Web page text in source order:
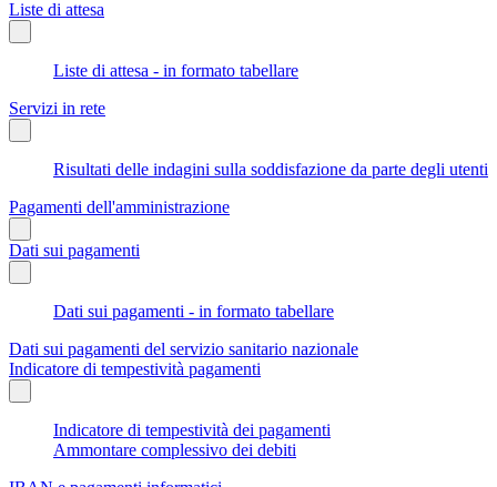
Liste di attesa
Liste di attesa - in formato tabellare
Servizi in rete
Risultati delle indagini sulla soddisfazione da parte degli utenti
Pagamenti dell'amministrazione
Dati sui pagamenti
Dati sui pagamenti - in formato tabellare
Dati sui pagamenti del servizio sanitario nazionale
Indicatore di tempestività pagamenti
Indicatore di tempestività dei pagamenti
Ammontare complessivo dei debiti